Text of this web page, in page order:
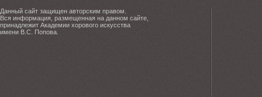
Данный сайт защищен авторским правом.
Вся информация, размещенная на данном сайте,
принадлежит Академии хорового искусства
имени В.С. Попова.